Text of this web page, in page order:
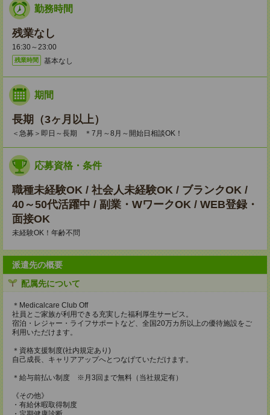
勤務時間
残業なし
16:30～23:00
残業時間 基本なし
期間
長期（3ヶ月以上）
＜急募＞即日～長期 ＊7月～8月～開始日相談OK！
応募資格・条件
職種未経験OK / 社会人未経験OK / ブランクOK /
40～50代活躍中 / 副業・WワークOK / WEB登録・
面接OK
未経験OK！年齢不問
派遣先の概要
配属先について
＊Medicalcare Club Off
社員とご家族が利用できる充実した福利厚生サービス。
宿泊・レジャー・ライフサポートなど、全国20万カ所以上の優待施設をご
利用いただけます。
＊資格支援制度(社内規定あり)
自己成長、キャリアアップへとつなげていただけます。
＊給与前払い制度 ※月3回まで無料（当社規定有）
《その他》
・有給休暇取得制度